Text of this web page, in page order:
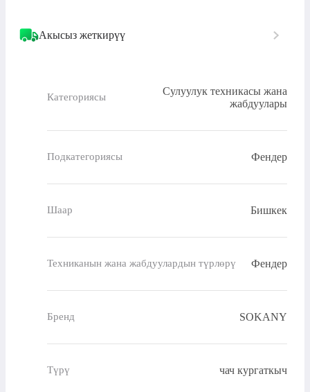
Акысыз жеткирүү
Категориясы
Сулуулук техникасы жана
жабдуулары
Подкатегориясы Фендер
Шаар Бишкек
Техниканын жана жабдуулардын түрлөрү Фендер
Бренд SOKANY
Түрү чач кургаткыч